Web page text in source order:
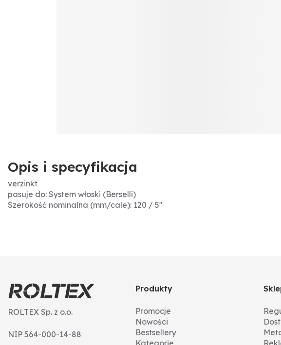
Opis i specyfikacja
verzinkt
pasuje do: System włoski (Berselli)
Szerokość nominalna (mm/cale): 120 / 5"
ROLTEX Sp. z o.o.
NIP 564-000-14-88
Produkty
Promocje
Nowości
Bestsellery
Kategorie